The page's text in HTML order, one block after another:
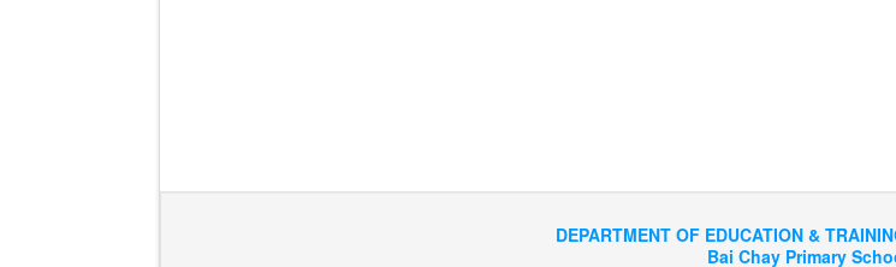
DEPARTMENT OF EDUCATION &
Bai Chay Primary